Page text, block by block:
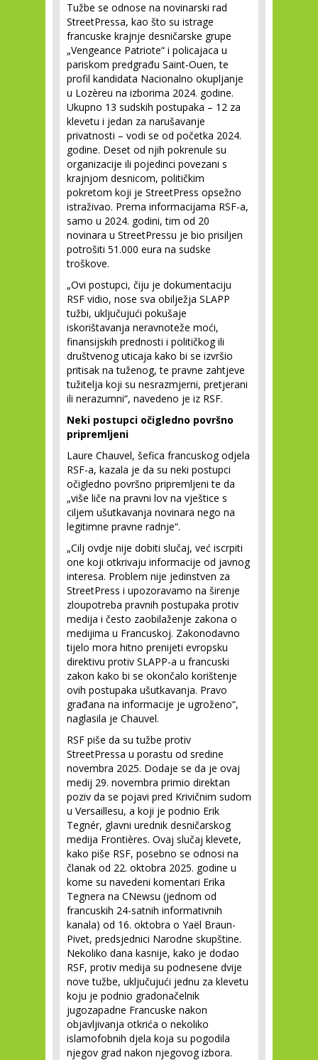
Tužbe se odnose na novinarski rad
StreetPressa, kao što su istrage
francuske krajnje desničarske grupe
„Vengeance Patriote“ i policajaca u
pariskom predgrađu Saint-Ouen, te
profil kandidata Nacionalno okupljanje
u Lozèreu na izborima 2024. godine.
Ukupno 13 sudskih postupaka – 12 za
klevetu i jedan za narušavanje
privatnosti – vodi se od početka 2024.
godine. Deset od njih pokrenule su
organizacije ili pojedinci povezani s
krajnjom desnicom, političkim
pokretom koji je StreetPress opsežno
istraživao. Prema informacijama RSF-a,
samo u 2024. godini, tim od 20
novinara u StreetPressu je bio prisiljen
potrošiti 51.000 eura na sudske
troškove.
„Ovi postupci, čiju je dokumentaciju
RSF vidio, nose sva obilježja SLAPP
tužbi, uključujući pokušaje
iskorištavanja neravnoteže moći,
finansijskih prednosti i političkog ili
društvenog uticaja kako bi se izvršio
pritisak na tuženog, te pravne zahtjeve
tužitelja koji su nesrazmjerni, pretjerani
ili nerazumni“, navedeno je iz RSF.
Neki postupci očigledno površno
pripremljeni
Laure Chauvel, šefica francuskog odjela
RSF-a, kazala je da su neki postupci
očigledno površno pripremljeni te da
„više liče na pravni lov na vještice s
ciljem ušutkavanja novinara nego na
legitimne pravne radnje“.
„Cilj ovdje nije dobiti slučaj, već iscrpiti
one koji otkrivaju informacije od javnog
interesa. Problem nije jedinstven za
StreetPress i upozoravamo na širenje
zloupotreba pravnih postupaka protiv
medija i često zaobilaženje zakona o
medijima u Francuskoj. Zakonodavno
tijelo mora hitno prenijeti evropsku
direktivu protiv SLAPP-a u francuski
zakon kako bi se okončalo korištenje
ovih postupaka ušutkavanja. Pravo
građana na informacije je ugroženo“,
naglasila je Chauvel.
RSF piše da su tužbe protiv
StreetPressa u porastu od sredine
novembra 2025. Dodaje se da je ovaj
medij 29. novembra primio direktan
poziv da se pojavi pred Krivičnim sudom
u Versaillesu, a koji je podnio Erik
Tegnér, glavni urednik desničarskog
medija Frontières. Ovaj slučaj klevete,
kako piše RSF, posebno se odnosi na
članak od 22. oktobra 2025. godine u
kome su navedeni komentari Erika
Tegnera na CNewsu (jednom od
francuskih 24-satnih informativnih
kanala) od 16. oktobra o Yaël Braun-
Pivet, predsjednici Narodne skupštine.
Nekoliko dana kasnije, kako je dodao
RSF, protiv medija su podnesene dvije
nove tužbe, uključujući jednu za klevetu
koju je podnio gradonačelnik
jugozapadne Francuske nakon
objavljivanja otkrića o nekoliko
islamofobnih djela koja su pogodila
njegov grad nakon njegovog izbora.